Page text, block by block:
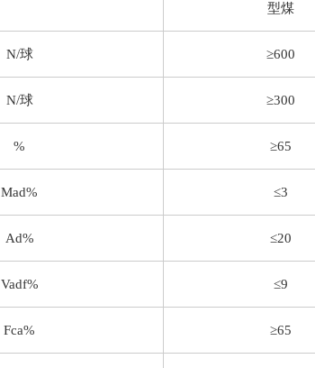
型煤
N/球 ≥600
N/球 ≥300
% ≥65
Mad% ≤3
Ad% ≤20
Vadf% ≤9
Fca% ≥65